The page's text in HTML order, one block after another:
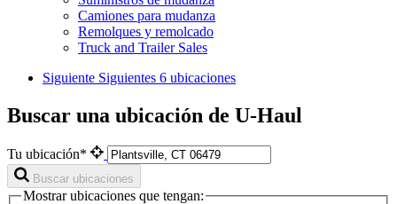
Camiones para mudanza
Remolques y remolcado
Truck and Trailer Sales
Siguiente Siguientes 6 ubicaciones
Buscar una ubicación de U-Haul
Tu ubicación*
Buscar ubicaciones
Mostrar ubicaciones que tengan: